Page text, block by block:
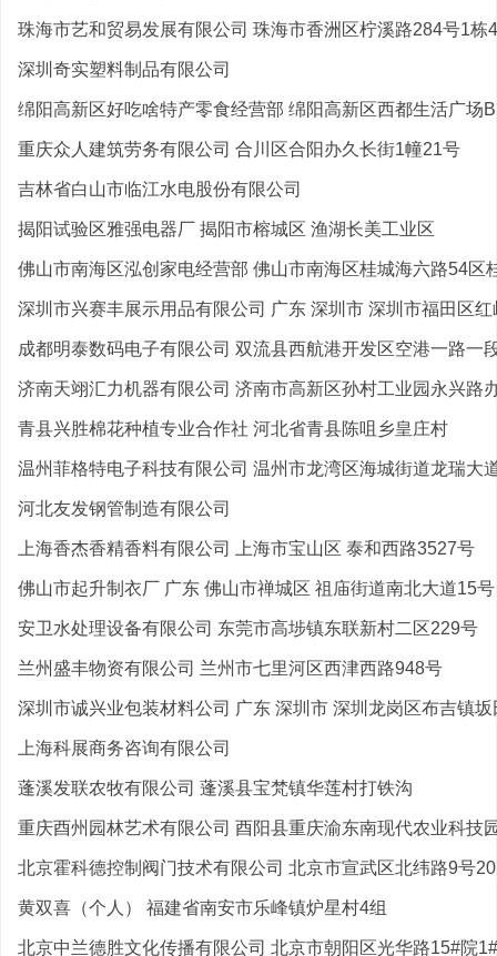
珠海市艺和贸易发展有限公司 珠海市香洲区柠溪路284号1栋
深圳奇实塑料制品有限公司
绵阳高新区好吃啥特产零食经营部 绵阳高新区西都生活广场
重庆众人建筑劳务有限公司 合川区合阳办久长街1幢21号
吉林省白山市临江水电股份有限公司
揭阳试验区雅强电器厂 揭阳市榕城区 渔湖长美工业区
佛山市南海区泓创家电经营部 佛山市南海区桂城海六路54区
深圳市兴赛丰展示用品有限公司 广东 深圳市 深圳市福田区红
成都明泰数码电子有限公司 双流县西航港开发区空港一路一
济南天翊汇力机器有限公司 济南市高新区孙村工业园永兴路
青县兴胜棉花种植专业合作社 河北省青县陈咀乡皇庄村
温州菲格特电子科技有限公司 温州市龙湾区海城街道龙瑞大
河北友发钢管制造有限公司
上海香杰香精香料有限公司 上海市宝山区 泰和西路3527号
佛山市起升制衣厂 广东 佛山市禅城区 祖庙街道南北大道15号
安卫水处理设备有限公司 东莞市高埗镇东联新村二区229号
兰州盛丰物资有限公司 兰州市七里河区西津西路948号
深圳市诚兴业包装材料公司 广东 深圳市 深圳龙岗区布吉镇坂
上海科展商务咨询有限公司
蓬溪发联农牧有限公司 蓬溪县宝梵镇华莲村打铁沟
重庆酉州园林艺术有限公司 酉阳县重庆渝东南现代农业科技
北京霍科德控制阀门技术有限公司 北京市宣武区北纬路9号
黄双喜（个人） 福建省南安市乐峰镇炉星村4组
北京中兰德胜文化传播有限公司 北京市朝阳区光华路15#院